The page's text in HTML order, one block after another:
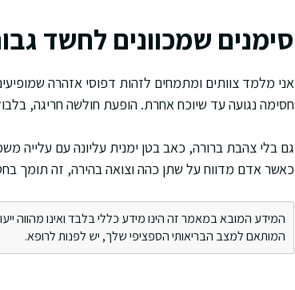
סימנים שמכוונים לחשד
אני מלמד צוותים ומתמחים לזהות דפוסי אזהרה
חסימה נגועה עד שיוכח אחרת. הופעת חולשה חריגה,
כאשר אדם מדווח על שתן כהה וצואה בהירה, זה תומך
המידע המובא במאמר זה הינו מידע כללי בלבד ואינו מהווה
המותאם למצב הבריאותי הספציפי שלך, יש לפנות לרופא.